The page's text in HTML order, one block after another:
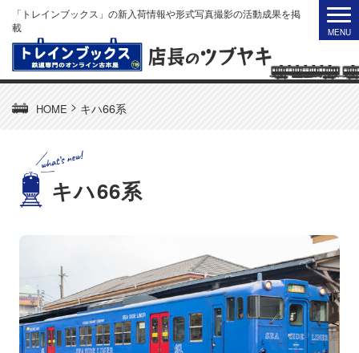
「トレインブックス」の新入荷情報や形式写真撮影の活動成果を掲
載
HOME > キハ66系
キハ66系